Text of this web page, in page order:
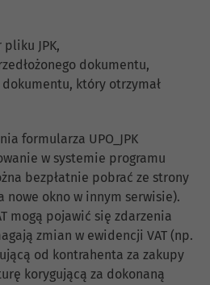
JPK,
dokumentu,
który otrzymał
formularza UPO_JPK
w systemie programu
bezpłatnie pobrać ze strony
okno w innym serwisie).
mogą pojawić się zdarzenia
zmian w ewidencji VAT (np.
od kontrahenta za zakupy
korygującą za dokonaną